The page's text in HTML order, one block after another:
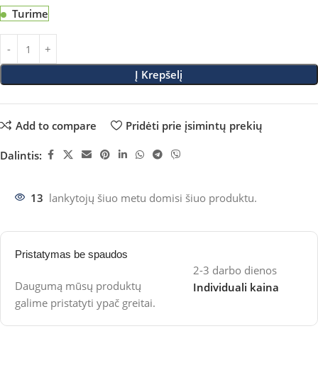
Turime
Į Krepšelį
Add to compare Pridėti prie įsimintų prekių
Dalintis:
13 lankytojų šiuo metu domisi šiuo produktu.
Pristatymas be spaudos
Daugumą mūsų produktų
galime pristatyti ypač greitai.
2-3 darbo dienos
Individuali kaina